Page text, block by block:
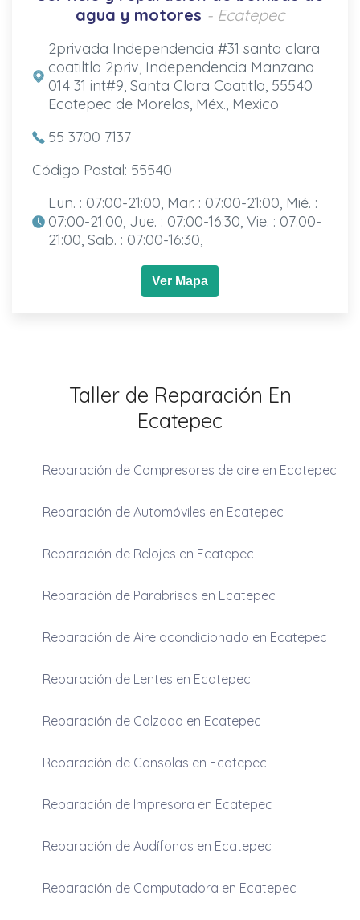
agua y motores - Ecatepec
2privada Independencia #31 santa clara
coatiltla 2priv, Independencia Manzana
014 31 int#9, Santa Clara Coatitla, 55540
Ecatepec de Morelos, Méx., Mexico
55 3700 7137
Código Postal: 55540
Lun. : 07:00-21:00, Mar. : 07:00-21:00, Mié. :
07:00-21:00, Jue. : 07:00-16:30, Vie. : 07:00-
21:00, Sab. : 07:00-16:30,
Ver Mapa
Taller de Reparación En
Ecatepec
Reparación de Compresores de aire en Ecatepec
Reparación de Automóviles en Ecatepec
Reparación de Relojes en Ecatepec
Reparación de Parabrisas en Ecatepec
Reparación de Aire acondicionado en Ecatepec
Reparación de Lentes en Ecatepec
Reparación de Calzado en Ecatepec
Reparación de Consolas en Ecatepec
Reparación de Impresora en Ecatepec
Reparación de Audífonos en Ecatepec
Reparación de Computadora en Ecatepec